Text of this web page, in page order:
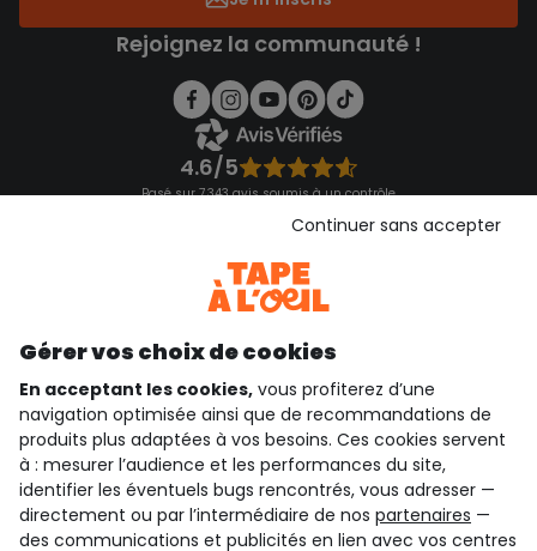
Rejoignez la communauté !
4.6/5
Basé sur 7 343 avis soumis à un contrôle
Consulter les CGU
qui sommes-nous ?
besoin d'aide ?
le club fidélité
Gérer vos choix de cookies
En acceptant les cookies, vous profiterez d’une
navigation optimisée ainsi que de recommandations de
produits plus adaptées à vos besoins. Ces cookies servent
à : mesurer l’audience et les performances du site,
identifier les éventuels bugs rencontrés, vous adresser —
directement ou par l’intermédiaire de nos partenaires —
des communications et publicités en lien avec vos centres
Continuer sans accepter